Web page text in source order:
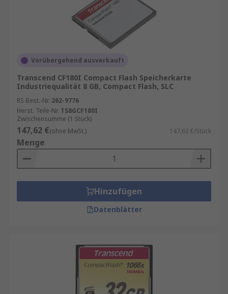
Vorübergehend ausverkauft
Transcend CF180I Compact Flash Speicherkarte
Industriequalität 8 GB, Compact Flash, SLC
RS Best.-Nr. 262-9776
Herst. Teile-Nr. TS8GCF180I
Zwischensumme (1 Stück)
147,62 €(ohne MwSt.) 147,62 €/Stück
Menge
Hinzufügen
Datenblätter